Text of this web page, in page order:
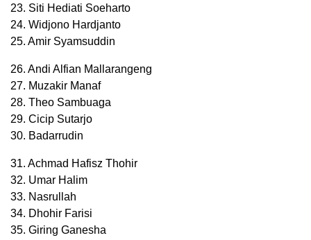
23. Siti Hediati Soeharto
24. Widjono Hardjanto
25. Amir Syamsuddin
26. Andi Alfian Mallarangeng
27. Muzakir Manaf
28. Theo Sambuaga
29. Cicip Sutarjo
30. Badarrudin
31. Achmad Hafisz Thohir
32. Umar Halim
33. Nasrullah
34. Dhohir Farisi
35. Giring Ganesha